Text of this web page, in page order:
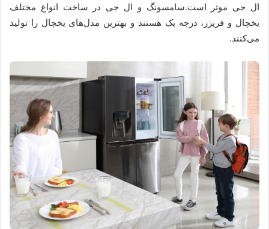
ال جی موثر است.سامسونگ و ال جی در ساخت انواع مختلف
یخچال و فریزر، درجه یک هستند و بهترین مدل‌های یخچال را تولید
می‌کنند.